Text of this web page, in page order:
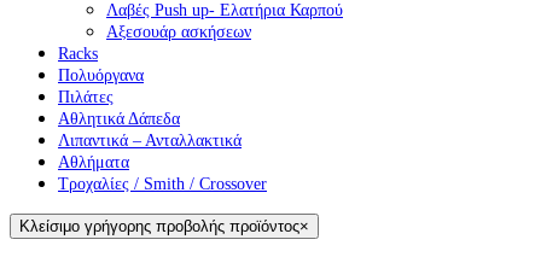
Λαβές Push up- Ελατήρια Καρπού
Αξεσουάρ ασκήσεων
Racks
Πολυόργανα
Πιλάτες
Αθλητικά Δάπεδα
Λιπαντικά – Ανταλλακτικά
Αθλήματα
Τροχαλίες / Smith / Crossover
Κλείσιμο γρήγορης προβολής προϊόντος×